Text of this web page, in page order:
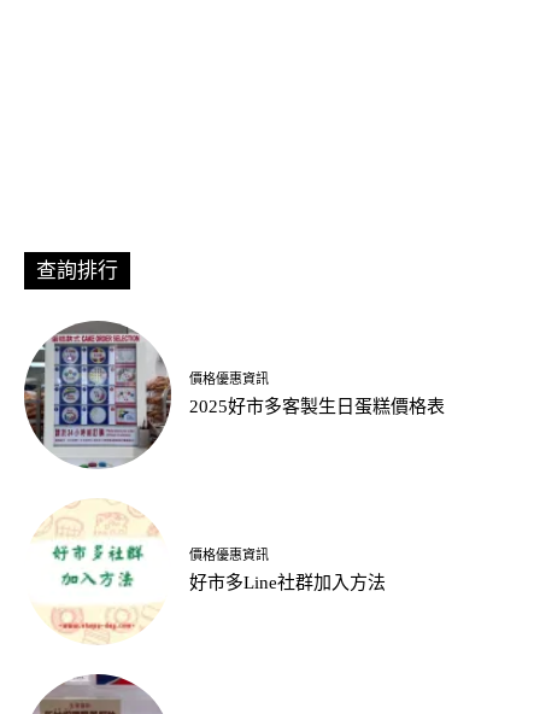
查詢排行
價格優惠資訊
2025好市多客製生日蛋糕價格表
價格優惠資訊
好市多Line社群加入方法